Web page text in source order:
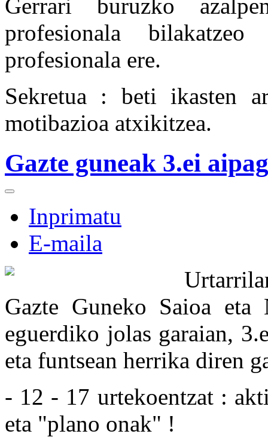
Gerrari buruzko
profesionala
profesionala ere.
Sekretua : beti ikasten
motibazioa atxikitzea.
Gazte guneak 3.ei
Inprimatu
E-maila
Gazte Guneko Saioa eta
eguerdiko jolas garaian,
eta funtsean herrika diren
- 12 - 17 urtekoentzat :
eta "plano onak" !